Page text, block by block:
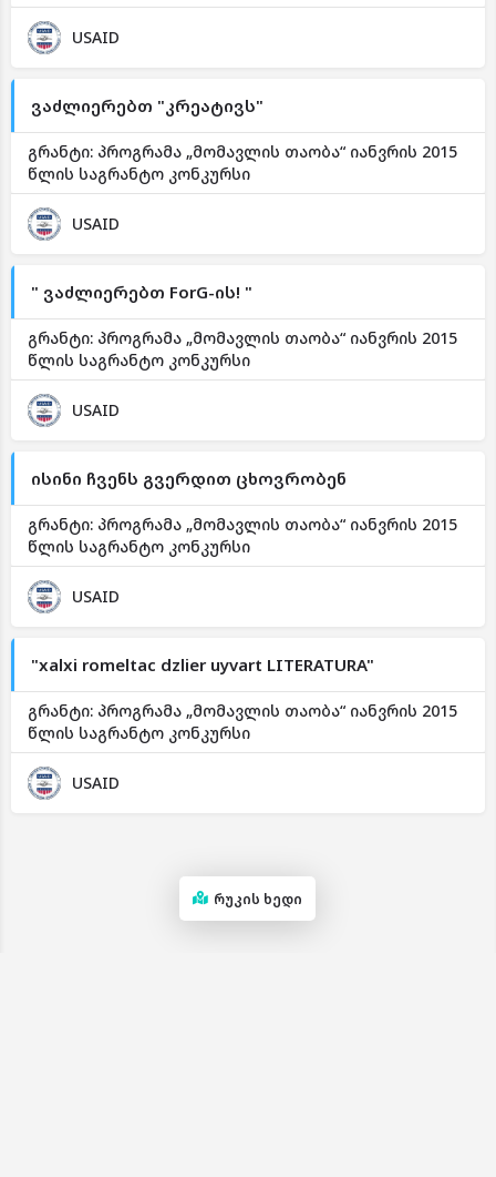
USAID
ვაძლიერებთ "კრეატივს"
გრანტი: პროგრამა „მომავლის თაობა“ იანვრის 2015
წლის საგრანტო კონკურსი
USAID
" ვაძლიერებთ ForG-ის! "
გრანტი: პროგრამა „მომავლის თაობა“ იანვრის 2015
წლის საგრანტო კონკურსი
USAID
ისინი ჩვენს გვერდით ცხოვრობენ
გრანტი: პროგრამა „მომავლის თაობა“ იანვრის 2015
წლის საგრანტო კონკურსი
USAID
"xalxi romeltac dzlier uyvart LITERATURA"
გრანტი: პროგრამა „მომავლის თაობა“ იანვრის 2015
წლის საგრანტო კონკურსი
USAID
რუკის ხედი